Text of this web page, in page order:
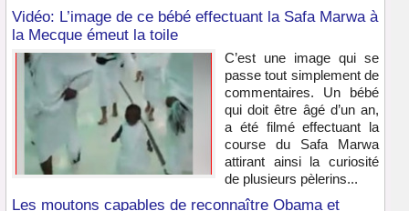
Vidéo: L’image de ce bébé effectuant la Safa Marwa à
la Mecque émeut la toile
C’est une image qui se
passe tout simplement de
commentaires. Un bébé
qui doit être âgé d’un an,
a été filmé effectuant la
course du Safa Marwa
attirant ainsi la curiosité
de plusieurs pèlerins...
Les moutons capables de reconnaître Obama et